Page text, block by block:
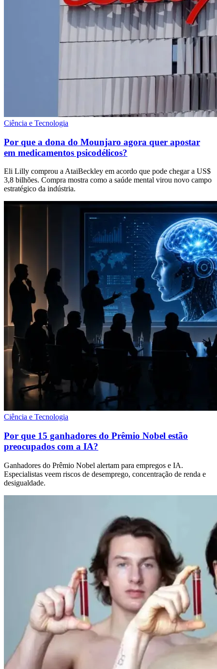
Ciência e Tecnologia
Por que a dona do Mounjaro agora quer apostar
em medicamentos psicodélicos?
Eli Lilly comprou a AtaiBeckley em acordo que pode chegar a US$
3,8 bilhões. Compra mostra como a saúde mental virou novo campo
estratégico da indústria.
Ciência e Tecnologia
Por que 15 ganhadores do Prêmio Nobel estão
preocupados com a IA?
Ganhadores do Prêmio Nobel alertam para empregos e IA.
Especialistas veem riscos de desemprego, concentração de renda e
desigualdade.